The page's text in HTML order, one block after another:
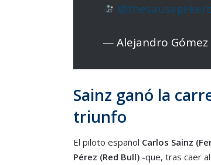
— Alejandro Gómez
Sainz ganó la
triunfo
El piloto español Carlos Sainz
Pérez (Red Bull)-que, tras caer